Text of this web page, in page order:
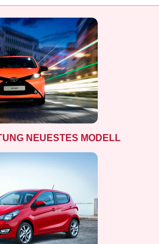
NEUESTES MODELL